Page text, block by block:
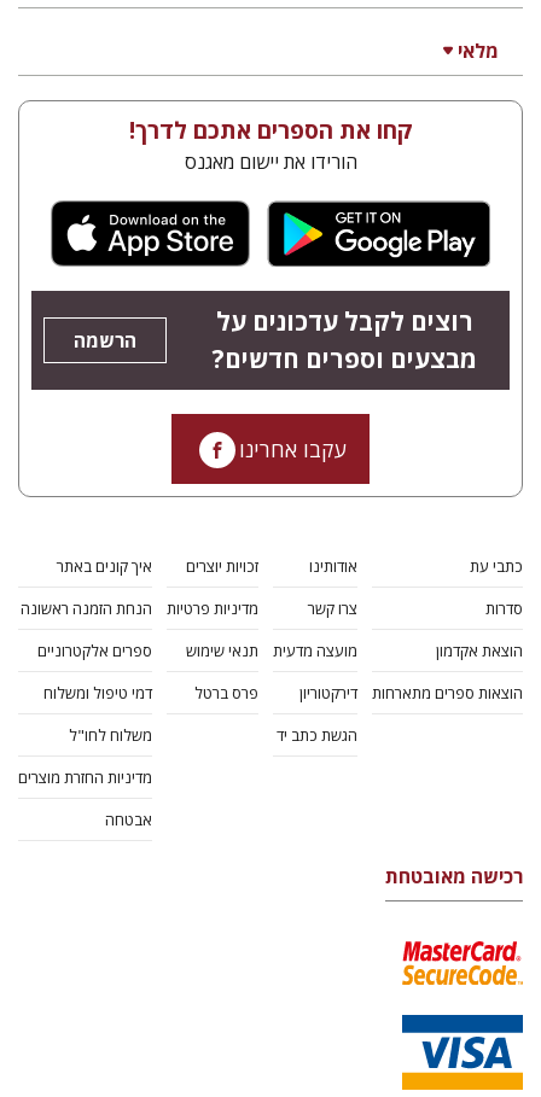
מלאי
קחו את הספרים אתכם לדרך!
הורידו את יישום מאגנס
רוצים לקבל עדכונים על
מבצעים וספרים חדשים?
הרשמה
עקבו אחרינו
כתבי עת
סדרות
הוצאת אקדמון
הוצאות ספרים מתארחות
אודותינו
צרו קשר
מועצה מדעית
דירקטוריון
הגשת כתב יד
זכויות יוצרים
מדיניות פרטיות
תנאי שימוש
פרס ברטל
איך קונים באתר
הנחת הזמנה ראשונה
ספרים אלקטרוניים
דמי טיפול ומשלוח
משלוח לחו"ל
מדיניות החזרת מוצרים
אבטחה
רכישה מאובטחת